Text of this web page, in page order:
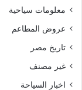
معلومات سياحية
عروض المطاعم
تاريخ مصر
غير مصنف
اخبار السياحة